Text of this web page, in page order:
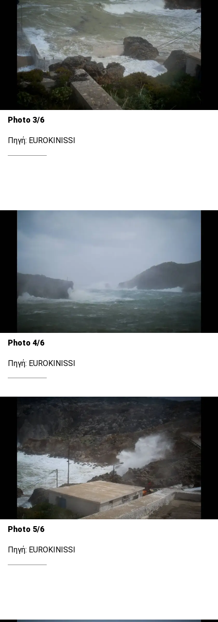
Photo 3/6
Πηγή: EUROKINISSI
Photo 4/6
Πηγή: EUROKINISSI
Photo 5/6
Πηγή: EUROKINISSI